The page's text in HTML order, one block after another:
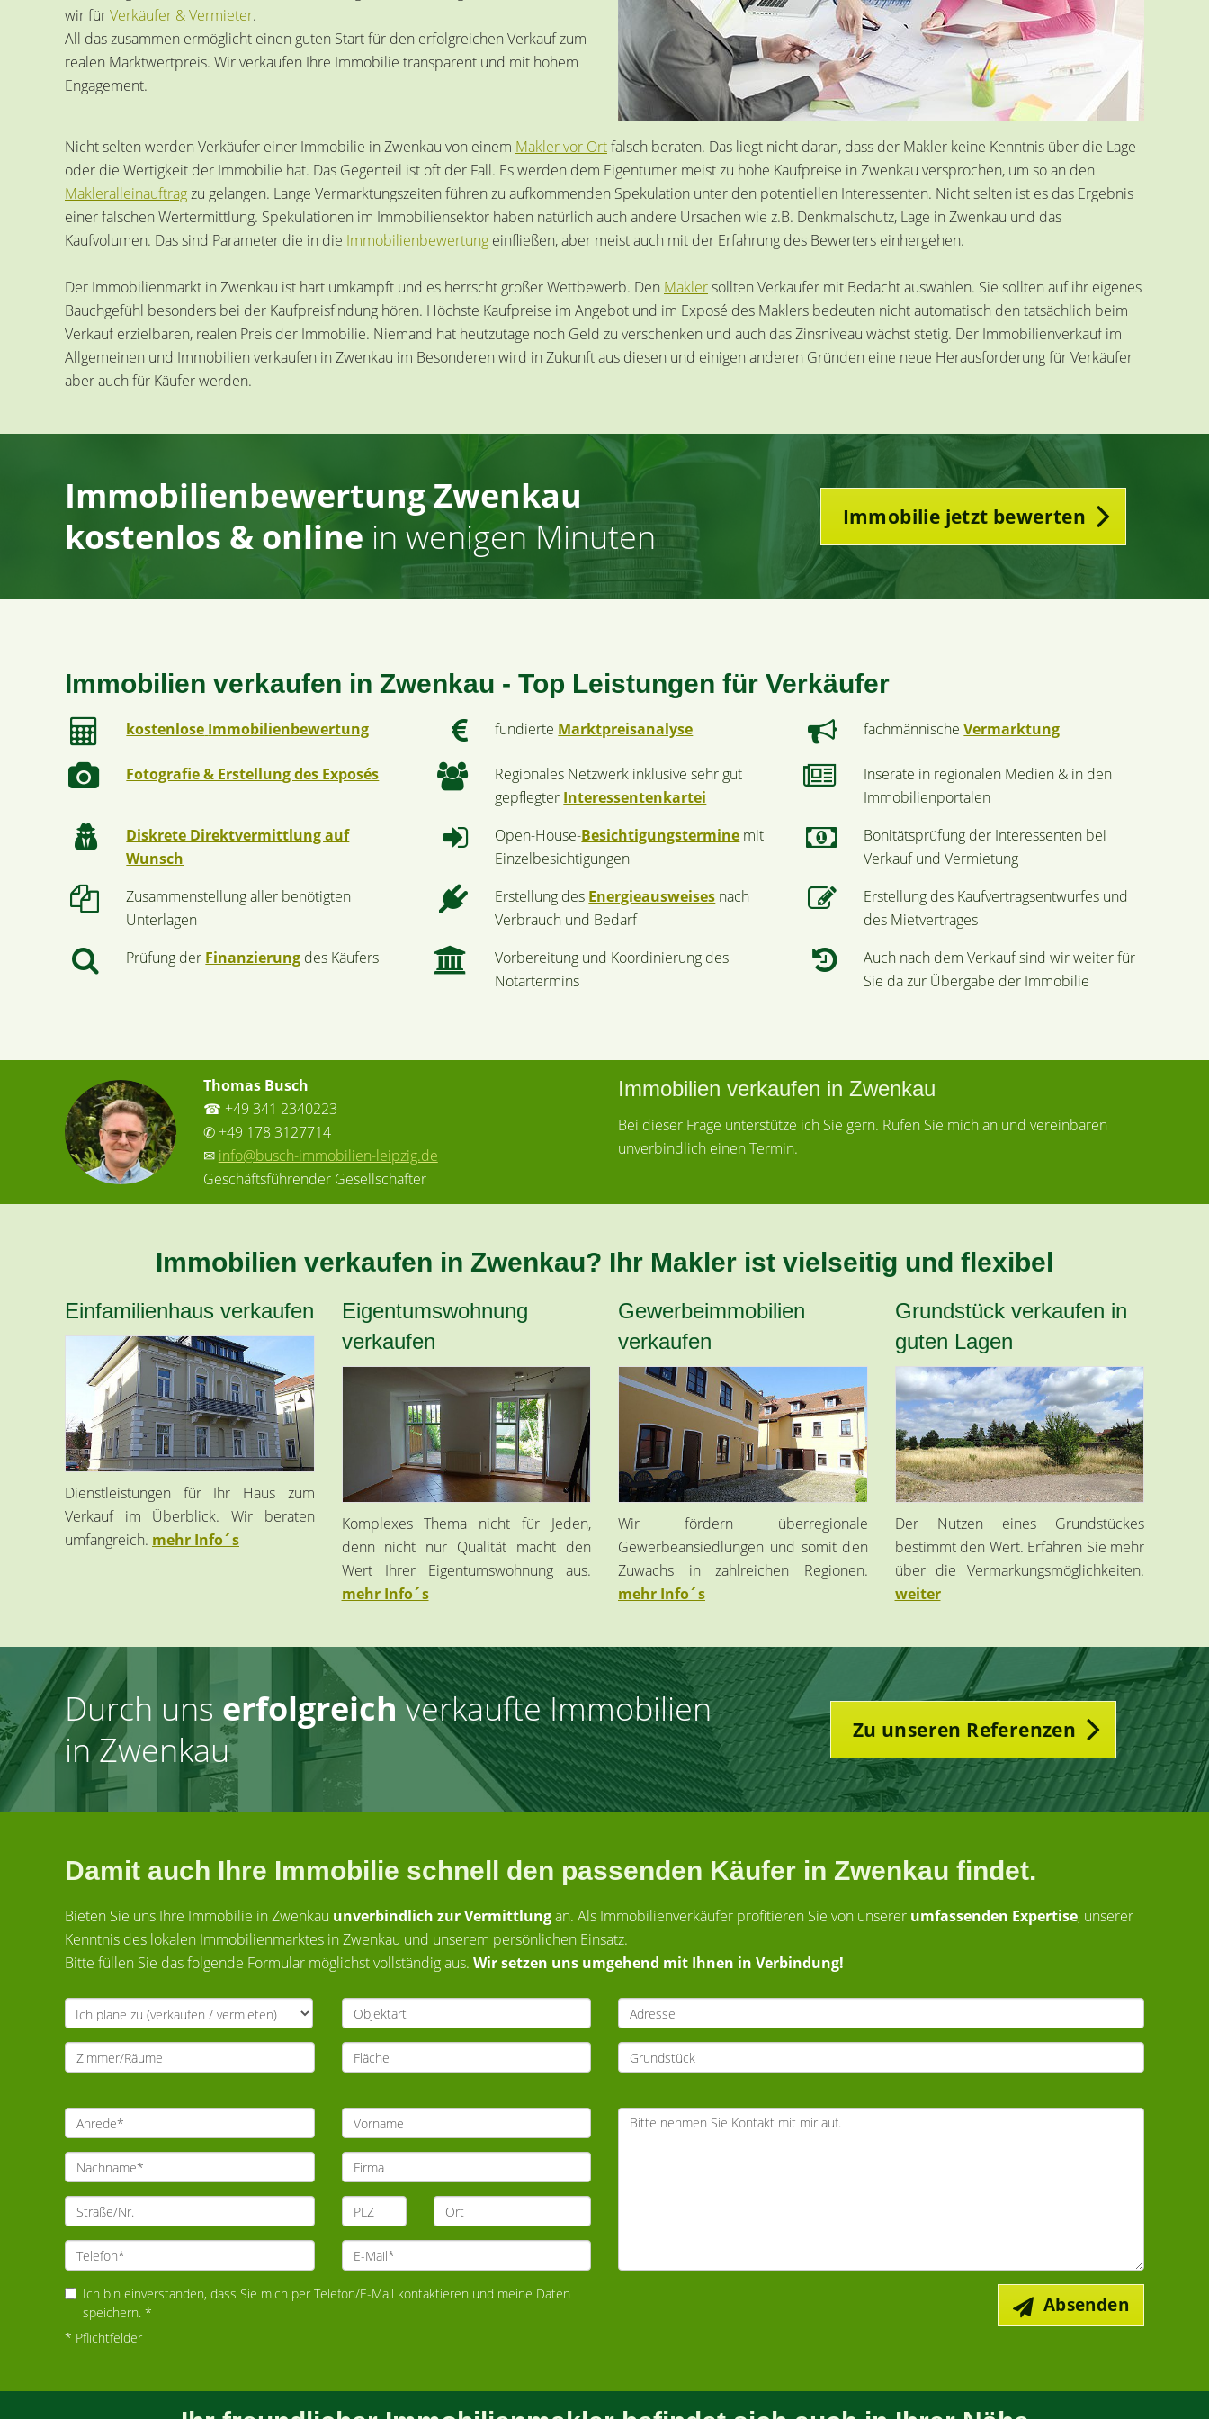
wir fürVerkäufer & Vermieter.
All das zusammen ermöglicht einen guten Start für den erfolgreichen Verkauf zum
realen Marktwertpreis. Wir verkaufen Ihre Immobilie transparent und mit hohem
Engagement.
Nicht selten werden Verkäufer einer Immobilie in Zwenkau von einem Makler vor Ortfalsch beraten. Das liegt nicht daran, dass der Makler keine Kenntnis über die Lage
oder die Wertigkeit der Immobilie hat. Das Gegenteil ist oft der Fall. Es werden dem Eigentümer meist zu hohe Kaufpreise in Zwenkau versprochen, um so an den
Makleralleinauftragzu gelangen. Lange Vermarktungszeiten führen zu aufkommenden Spekulation unter den potentiellen Interessenten. Nicht selten ist es das Ergebnis
einer falschen Wertermittlung. Spekulationen im Immobiliensektor haben natürlich auch andere Ursachen wie z.B. Denkmalschutz, Lage in Zwenkau und das
Kaufvolumen. Das sind Parameter die in die Immobilienbewertung einfließen, aber meist auch mit der Erfahrung des Bewerters einhergehen.
Der Immobilienmarkt in Zwenkau ist hart umkämpft und es herrscht großer Wettbewerb. Den Maklersollten Verkäufer mit Bedacht auswählen. Sie sollten auf ihr eigenes
Bauchgefühl besonders bei der Kaufpreisfindung hören. Höchste Kaufpreise im Angebot und im Exposé des Maklers bedeuten nicht automatisch den tatsächlich beim
Verkauf erzielbaren, realen Preis der Immobilie. Niemand hat heutzutage noch Geld zu verschenken und auch das Zinsniveau wächst stetig. Der Immobilienverkauf im
Allgemeinen und Immobilien verkaufen in Zwenkau im Besonderen wird in Zukunft aus diesen und einigen anderen Gründen eine neue Herausforderung für Verkäufer
aber auch für Käufer werden.
Immobilienbewertung Zwenkau
kostenlos & online in wenigen Minuten Immobilie jetzt bewerten
Immobilien verkaufen in Zwenkau - Top Leistungen für Verkäufer
kostenlose Immobilienbewertung fundierte Marktpreisanalyse fachmännischeVermarktung
Fotografie & Erstellung des Exposés
Regionales Netzwerk inklusive sehr gut
gepflegter Interessentenkartei
Inserate in regionalen Medien & in den
Immobilienportalen
Diskrete Direktvermittlung auf
Wunsch
Open-House-Besichtigungstermine mit
Einzelbesichtigungen
Bonitätsprüfung der Interessenten bei
Verkauf und Vermietung
Zusammenstellung aller benötigten
Unterlagen
Erstellung des Energieausweises nach
Verbrauch und Bedarf
Erstellung des Kaufvertragsentwurfes und
des Mietvertrages
Prüfung der Finanzierung des Käufers
Vorbereitung und Koordinierung des
Notartermins
Auch nach dem Verkauf sind wir weiter für
Sie da zur Übergabe der Immobilie
Thomas Busch
☎ +49 341 2340223
✆ +49 178 3127714
✉ info@busch-immobilien-leipzig.de
Geschäftsführender Gesellschafter
Immobilien verkaufen in Zwenkau
Bei dieser Frage unterstütze ich Sie gern. Rufen Sie mich an und vereinbaren
unverbindlich einen Termin.
Immobilien verkaufen in Zwenkau? Ihr Makler ist vielseitig und flexibel
Einfamilienhaus verkaufen
Dienstleistungen für Ihr Haus zum
Verkauf im Überblick. Wir beraten
umfangreich. mehr Info´s
Eigentumswohnung
verkaufen
Komplexes Thema nicht für Jeden,
denn nicht nur Qualität macht den
Wert Ihrer Eigentumswohnung aus.
mehr Info´s
Gewerbeimmobilien
verkaufen
Wir fördern überregionale
Gewerbeansiedlungen und somit den
Zuwachs in zahlreichen Regionen.
mehr Info´s
Grundstück verkaufen in
guten Lagen
Der Nutzen eines Grundstückes
bestimmt den Wert. Erfahren Sie mehr
über die Vermarkungsmöglichkeiten.
weiter
Durch uns erfolgreichverkaufte Immobilien
in Zwenkau
Zu unseren Referenzen
Damit auch Ihre Immobilie schnell den passenden Käufer in Zwenkau findet.
Bieten Sie uns Ihre Immobilie in Zwenkau unverbindlich zur Vermittlungan. Als Immobilienverkäufer profitieren Sie von unserer umfassenden Expertise, unserer
Kenntnis des lokalen Immobilienmarktes in Zwenkau und unserem persönlichen Einsatz.
Bitte füllen Sie das folgende Formular möglichst vollständig aus. Wir setzen uns umgehend mit Ihnen in Verbindung!
Ich bin einverstanden, dass Sie mich per Telefon/E-Mail kontaktieren und meine Daten
speichern. *
* Pflichtfelder
Absenden